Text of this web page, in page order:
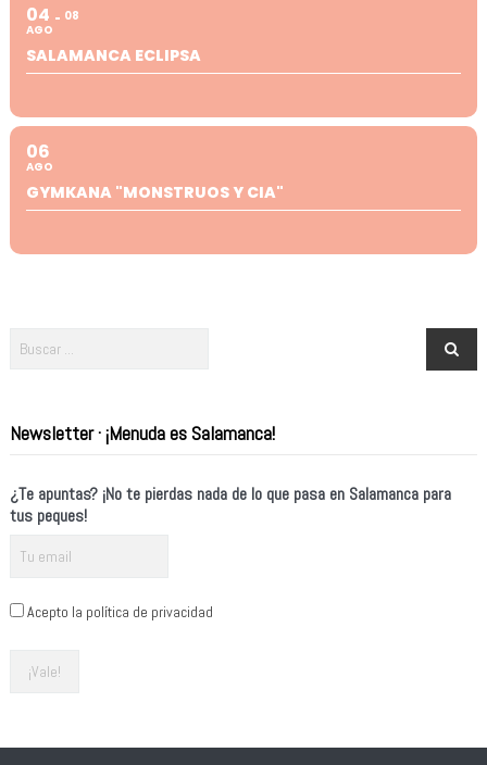
04
AGO
08
SALAMANCA ECLIPSA
06
AGO
GYMKANA "MONSTRUOS Y CIA"
Newsletter · ¡Menuda es Salamanca!
¿Te apuntas? ¡No te pierdas nada de lo que pasa en Salamanca para
tus peques!
Acepto la política de privacidad